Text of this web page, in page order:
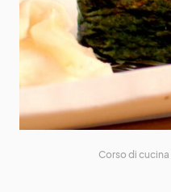
Corso di